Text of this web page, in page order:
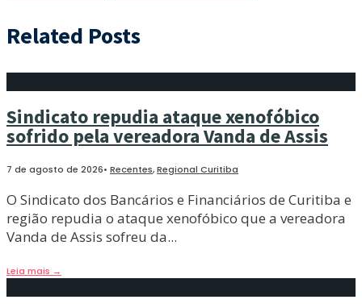
Related Posts
Sindicato repudia ataque xenofóbico
sofrido pela vereadora Vanda de Assis
7 de agosto de 2026• Recentes,Regional Curitiba
O Sindicato dos Bancários e Financiários de Curitiba e
região repudia o ataque xenofóbico que a vereadora
Vanda de Assis sofreu da...
Leia mais →